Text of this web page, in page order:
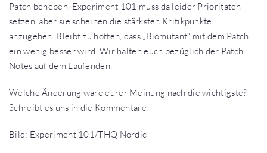
Patch beheben, Experiment 101 muss da leider Prioritäten
setzen, aber sie scheinen die stärksten Kritikpunkte
anzugehen. Bleibt zu hoffen, dass „Biomutant“ mit dem Patch
ein wenig besser wird. Wir halten euch bezüglich der Patch
Notes auf dem Laufenden.
Welche Änderung wäre eurer Meinung nach die wichtigste?
Schreibt es uns in die Kommentare!
Bild: Experiment 101/THQ Nordic